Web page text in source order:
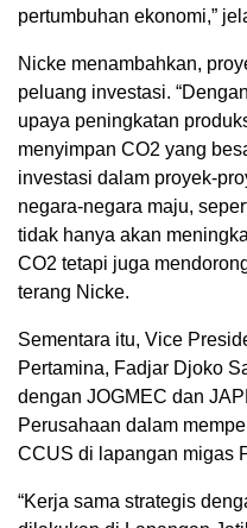
pertumbuhan ekonomi,”
Nicke menambahkan,
peluang investasi.
upaya peningkatan
menyimpan CO2 yang
investasi dalam proyek-
negara-negara maju,
tidak hanya akan
CO2 tetapi juga
terang Nicke.
Sementara itu, Vice
Pertamina, Fadjar Djoko
dengan JOGMEC dan
Perusahaan dalam
CCUS di lapangan migas
“Kerja sama strategis